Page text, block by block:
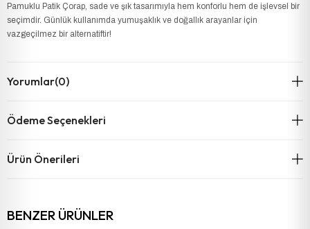
Pamuklu Patik Çorap, sade ve şık tasarımıyla hem konforlu hem de işlevsel bir
seçimdir. Günlük kullanımda yumuşaklık ve doğallık arayanlar için
vazgeçilmez bir alternatiftir!
Yorumlar(0)
Ödeme Seçenekleri
Ürün Önerileri
BENZER ÜRÜNLER